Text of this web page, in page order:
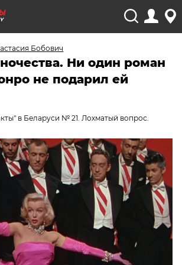
Бобович
Ни один роман
не подарил ей
в Беларуси № 21. Лохматый вопрос.